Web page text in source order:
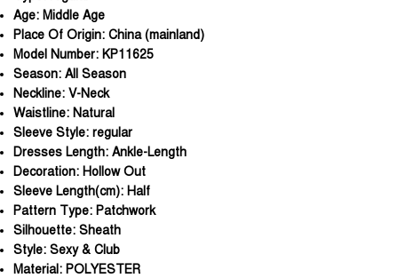
Age: Middle Age
Place Of Origin: China (mainland)
Model Number: KP11625
Season: All Season
Neckline: V-Neck
Waistline: Natural
Sleeve Style: regular
Dresses Length: Ankle-Length
Decoration: Hollow Out
Sleeve Length(cm): Half
Pattern Type: Patchwork
Silhouette: Sheath
Style: Sexy & Club
Material: POLYESTER